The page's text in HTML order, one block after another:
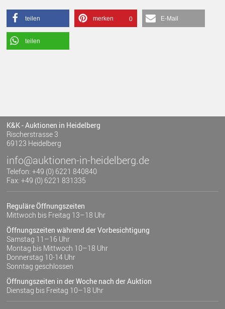
teilen merken 0 E-Mail
teilen
K&K - Auktionen in Heidelberg
Rischerstrasse 3
69123 Heidelberg
info@auktionen-in-heidelberg.de
Telefon: +49 (0) 6221 840840
Fax: +49 (0) 6221 831335
Reguläre Öffnungszeiten
Mittwoch bis Freitag 13–18 Uhr
Öffnungszeiten während der Vorbesichtigung
Samstag 11–16 Uhr
Montag bis Mittwoch 10–18 Uhr
Donnerstag 10-14 Uhr
Sonntag geschlossen
Öffnungszeiten in der Woche nach der Auktion
Dienstag bis Freitag 10–18 Uhr